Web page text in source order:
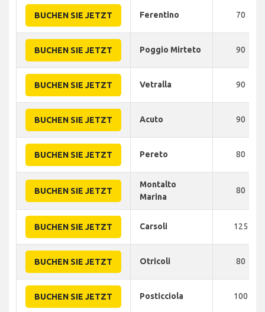
BUCHEN SIE JETZT Ferentino 70
BUCHEN SIE JETZT Poggio Mirteto 90
BUCHEN SIE JETZT Vetralla 90
BUCHEN SIE JETZT Acuto 90
BUCHEN SIE JETZT Pereto 80
BUCHEN SIE JETZT
Montalto
Marina
80
BUCHEN SIE JETZT Carsoli 125
BUCHEN SIE JETZT Otricoli 80
BUCHEN SIE JETZT Posticciola 100